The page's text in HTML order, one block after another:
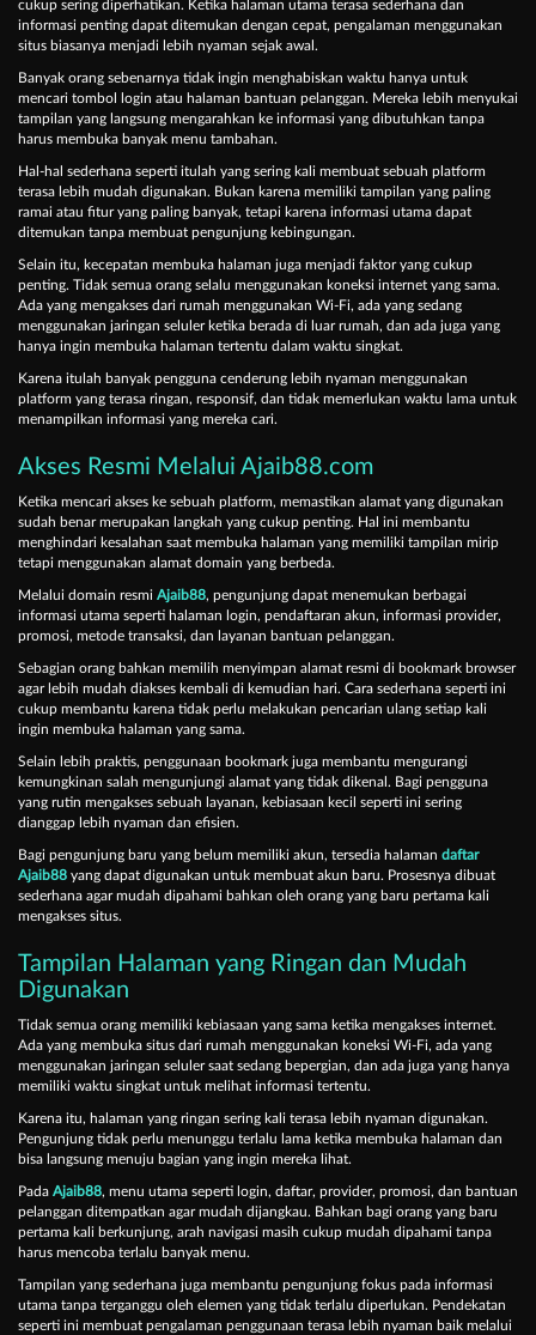
cukup sering diperhatikan. Ketika halaman utama terasa sederhana dan
informasi penting dapat ditemukan dengan cepat, pengalaman menggunakan
situs biasanya menjadi lebih nyaman sejak awal.
Banyak orang sebenarnya tidak ingin menghabiskan waktu hanya untuk
mencari tombol login atau halaman bantuan pelanggan. Mereka lebih menyukai
tampilan yang langsung mengarahkan ke informasi yang dibutuhkan tanpa
harus membuka banyak menu tambahan.
Hal-hal sederhana seperti itulah yang sering kali membuat sebuah platform
terasa lebih mudah digunakan. Bukan karena memiliki tampilan yang paling
ramai atau fitur yang paling banyak, tetapi karena informasi utama dapat
ditemukan tanpa membuat pengunjung kebingungan.
Selain itu, kecepatan membuka halaman juga menjadi faktor yang cukup
penting. Tidak semua orang selalu menggunakan koneksi internet yang sama.
Ada yang mengakses dari rumah menggunakan Wi-Fi, ada yang sedang
menggunakan jaringan seluler ketika berada di luar rumah, dan ada juga yang
hanya ingin membuka halaman tertentu dalam waktu singkat.
Karena itulah banyak pengguna cenderung lebih nyaman menggunakan
platform yang terasa ringan, responsif, dan tidak memerlukan waktu lama untuk
menampilkan informasi yang mereka cari.
Akses Resmi Melalui Ajaib88.com
Ketika mencari akses ke sebuah platform, memastikan alamat yang digunakan
sudah benar merupakan langkah yang cukup penting. Hal ini membantu
menghindari kesalahan saat membuka halaman yang memiliki tampilan mirip
tetapi menggunakan alamat domain yang berbeda.
Melalui domain resmi Ajaib88, pengunjung dapat menemukan berbagai
informasi utama seperti halaman login, pendaftaran akun, informasi provider,
promosi, metode transaksi, dan layanan bantuan pelanggan.
Sebagian orang bahkan memilih menyimpan alamat resmi di bookmark browser
agar lebih mudah diakses kembali di kemudian hari. Cara sederhana seperti ini
cukup membantu karena tidak perlu melakukan pencarian ulang setiap kali
ingin membuka halaman yang sama.
Selain lebih praktis, penggunaan bookmark juga membantu mengurangi
kemungkinan salah mengunjungi alamat yang tidak dikenal. Bagi pengguna
yang rutin mengakses sebuah layanan, kebiasaan kecil seperti ini sering
dianggap lebih nyaman dan efisien.
Bagi pengunjung baru yang belum memiliki akun, tersedia halaman daftar
Ajaib88 yang dapat digunakan untuk membuat akun baru. Prosesnya dibuat
sederhana agar mudah dipahami bahkan oleh orang yang baru pertama kali
mengakses situs.
Tampilan Halaman yang Ringan dan Mudah
Digunakan
Tidak semua orang memiliki kebiasaan yang sama ketika mengakses internet.
Ada yang membuka situs dari rumah menggunakan koneksi Wi-Fi, ada yang
menggunakan jaringan seluler saat sedang bepergian, dan ada juga yang hanya
memiliki waktu singkat untuk melihat informasi tertentu.
Karena itu, halaman yang ringan sering kali terasa lebih nyaman digunakan.
Pengunjung tidak perlu menunggu terlalu lama ketika membuka halaman dan
bisa langsung menuju bagian yang ingin mereka lihat.
Pada Ajaib88, menu utama seperti login, daftar, provider, promosi, dan bantuan
pelanggan ditempatkan agar mudah dijangkau. Bahkan bagi orang yang baru
pertama kali berkunjung, arah navigasi masih cukup mudah dipahami tanpa
harus mencoba terlalu banyak menu.
Tampilan yang sederhana juga membantu pengunjung fokus pada informasi
utama tanpa terganggu oleh elemen yang tidak terlalu diperlukan. Pendekatan
seperti ini membuat pengalaman penggunaan terasa lebih nyaman baik melalui